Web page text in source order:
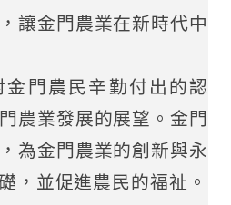
讓金門農業在新時代中
金門農民辛勤付出的認
農業發展的展望。金門
為金門農業的創新與永
，並促進農民的福祉。